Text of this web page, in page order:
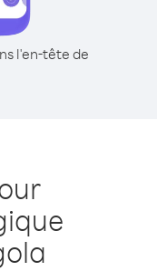
l'en-tête de